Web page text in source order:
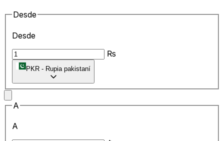
Desde
Desde
₨
PKR - Rupia pakistaní
A
A